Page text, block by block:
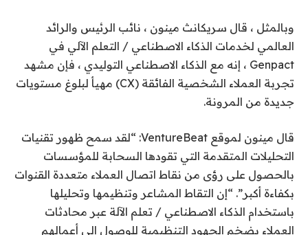
وبالمثل ، قال سريكانث مينون ، نائب الرئيس والرائد
العالمي لخدمات الذكاء الاصطناعي / التعلم الآلي في
Genpact ، إنه مع الذكاء الاصطناعي التوليدي ، فإن مشهد
تجربة العملاء الشخصية الفائقة (CX) مهيأ لبلوغ مستويات
جديدة من المرونة.
قال مينون لموقع VentureBeat: “لقد سمح ظهور تقنيات
التحليلات المتقدمة التي تقودها السحابة للمؤسسات
بالحصول على رؤى من نقاط اتصال العملاء متعددة القنوات
بكفاءة أكبر”. “إن التقاط المشاعر وتنظيمها وتحليلها
باستخدام الذكاء الاصطناعي / تعلم الآلة عبر محادثات
العملاء يضخم الجهود التنظيمية للوصول إلى أعمالهم